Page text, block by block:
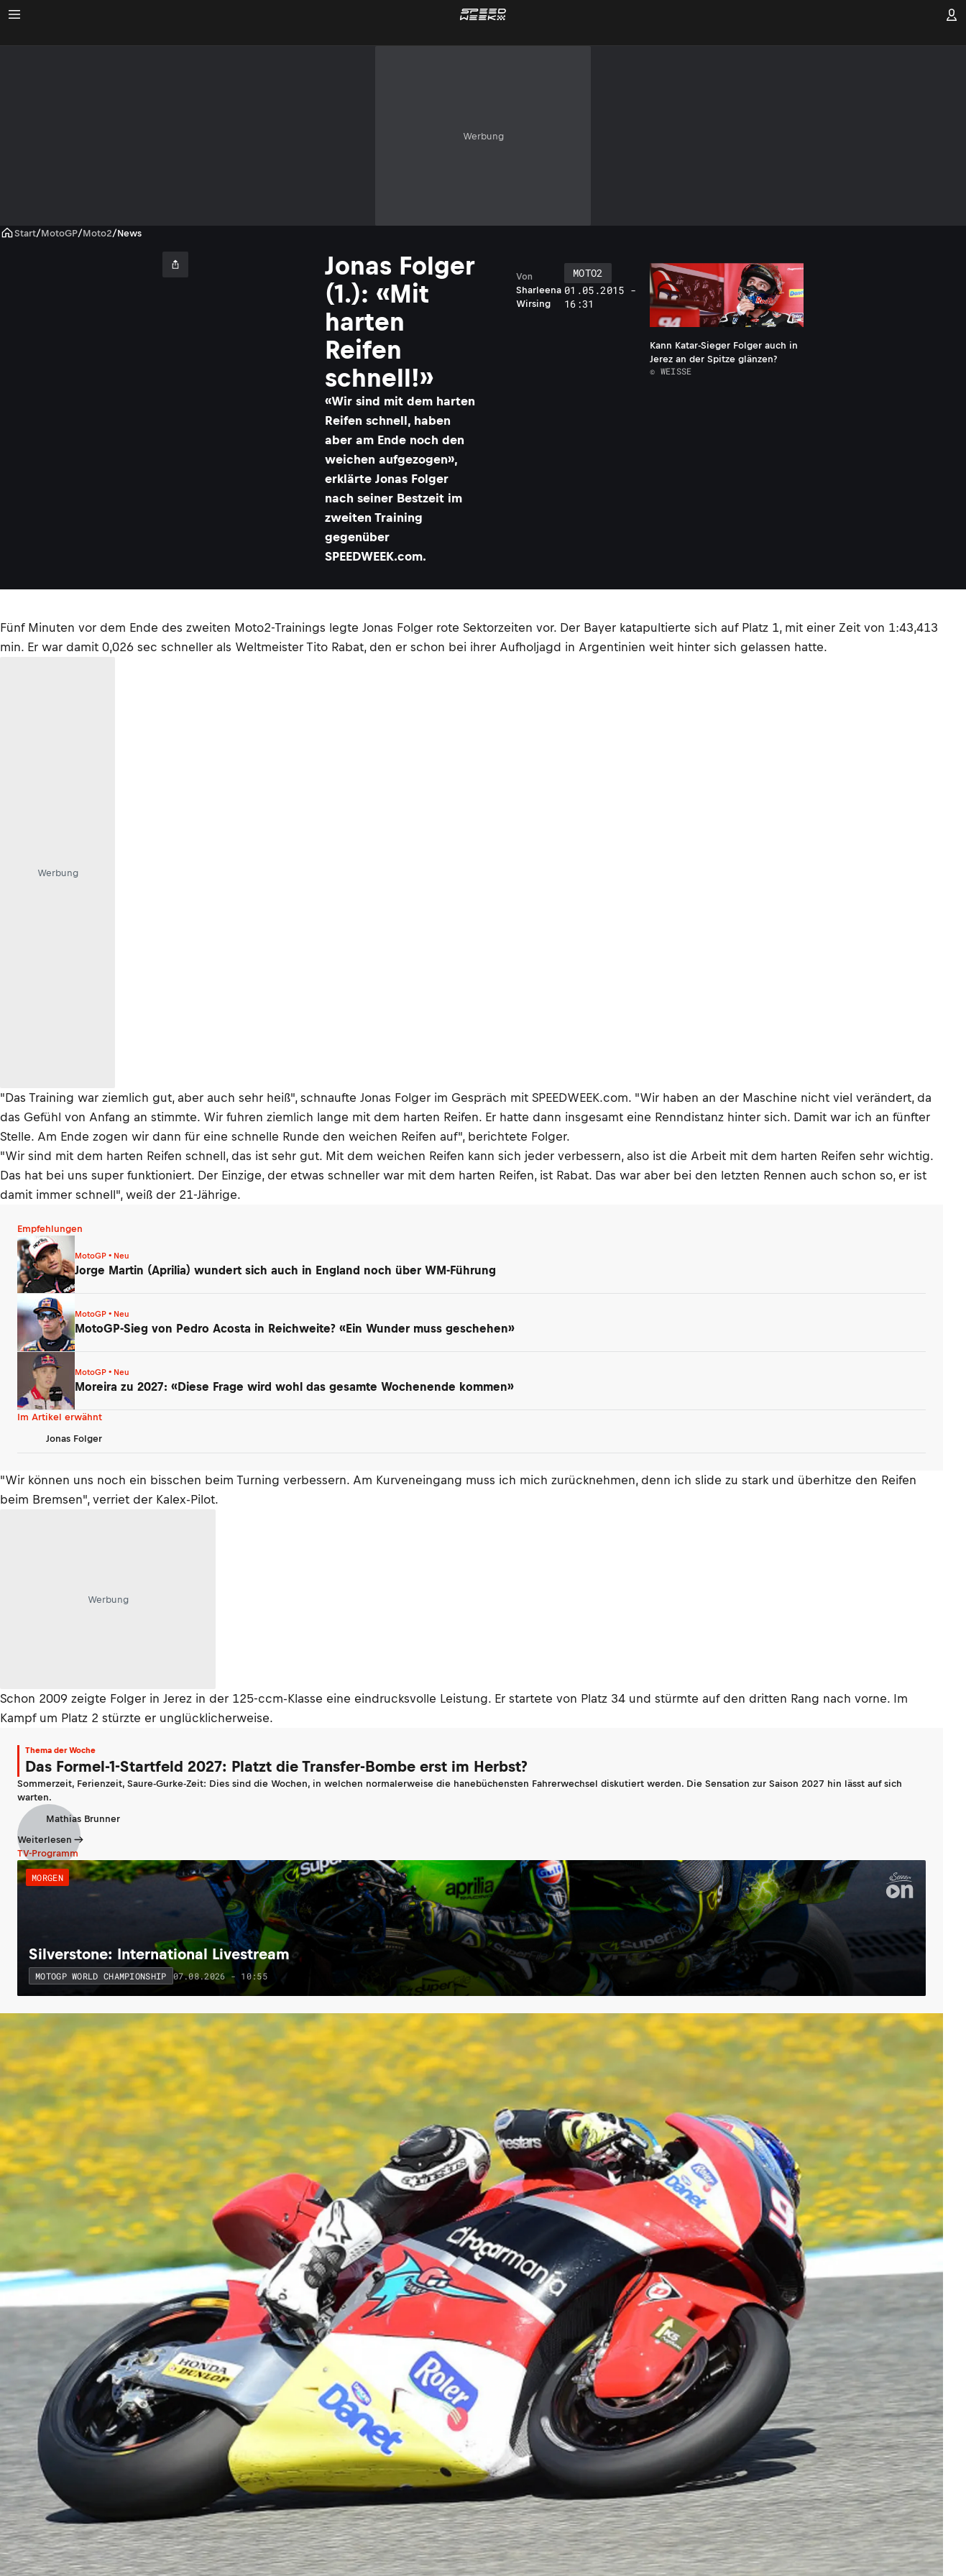
Werbung
Start/MotoGP/Moto2/News
Jonas Folger
(1.): «Mit
harten
Reifen
schnell!»
«Wir sind mit dem harten
Reifen schnell, haben
aber am Ende noch den
weichen aufgezogen»,
erklärte Jonas Folger
nach seiner Bestzeit im
zweiten Training
gegenüber
SPEEDWEEK.com.
Sharleena
Wirsing
Von
MOTO2
01.05.2015 -
16:31
Kann Katar-Sieger Folger auch in
Jerez an der Spitze glänzen?
© WEISSE
Fünf Minuten vor dem Ende des zweiten Moto2-Trainings legte Jonas Folger rote Sektorzeiten vor. Der Bayer katapultierte sich auf Platz 1, mit einer Zeit von 1:43,413
min. Er war damit 0,026 sec schneller als Weltmeister Tito Rabat, den er schon bei ihrer Aufholjagd in Argentinien weit hinter sich gelassen hatte.
Werbung
"Das Training war ziemlich gut, aber auch sehr heiß", schnaufte Jonas Folger im Gespräch mit SPEEDWEEK.com. "Wir haben an der Maschine nicht viel verändert, da
das Gefühl von Anfang an stimmte. Wir fuhren ziemlich lange mit dem harten Reifen. Er hatte dann insgesamt eine Renndistanz hinter sich. Damit war ich an fünfter
Stelle. Am Ende zogen wir dann für eine schnelle Runde den weichen Reifen auf", berichtete Folger.
"Wir sind mit dem harten Reifen schnell, das ist sehr gut. Mit dem weichen Reifen kann sich jeder verbessern, also ist die Arbeit mit dem harten Reifen sehr wichtig.
Das hat bei uns super funktioniert. Der Einzige, der etwas schneller war mit dem harten Reifen, ist Rabat. Das war aber bei den letzten Rennen auch schon so, er ist
damit immer schnell", weiß der 21-Jährige.
Empfehlungen
MotoGP • Neu
Jorge Martin (Aprilia) wundert sich auch in England noch über WM-Führung
MotoGP • Neu
MotoGP-Sieg von Pedro Acosta in Reichweite? «Ein Wunder muss geschehen»
MotoGP • Neu
Moreira zu 2027: «Diese Frage wird wohl das gesamte Wochenende kommen»
Im Artikel erwähnt
Jonas Folger
"Wir können uns noch ein bisschen beim Turning verbessern. Am Kurveneingang muss ich mich zurücknehmen, denn ich slide zu stark und überhitze den Reifen
beim Bremsen", verriet der Kalex-Pilot.
Werbung
Schon 2009 zeigte Folger in Jerez in der 125-ccm-Klasse eine eindrucksvolle Leistung. Er startete von Platz 34 und stürmte auf den dritten Rang nach vorne. Im
Kampf um Platz 2 stürzte er unglücklicherweise.
Thema der Woche
Das Formel-1-Startfeld 2027: Platzt die Transfer-Bombe erst im Herbst?
Sommerzeit, Ferienzeit, Saure-Gurke-Zeit: Dies sind die Wochen, in welchen normalerweise die hanebüchensten Fahrerwechsel diskutiert werden. Die Sensation zur Saison 2027 hin lässt auf sich
warten.
Mathias Brunner
Weiterlesen
TV-Programm
MORGEN
Silverstone: International Livestream
MOTOGP WORLD CHAMPIONSHIP 07.08.2026 - 10:55